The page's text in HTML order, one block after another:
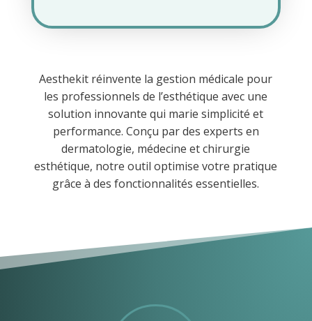
Aesthekit réinvente la gestion médicale pour
les professionnels de l’esthétique avec une
solution innovante qui marie simplicité et
performance. Conçu par des experts en
dermatologie, médecine et chirurgie
esthétique, notre outil optimise votre pratique
grâce à des fonctionnalités essentielles.